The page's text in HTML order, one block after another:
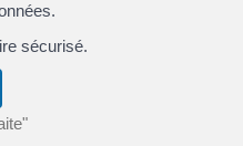
sécurisé.